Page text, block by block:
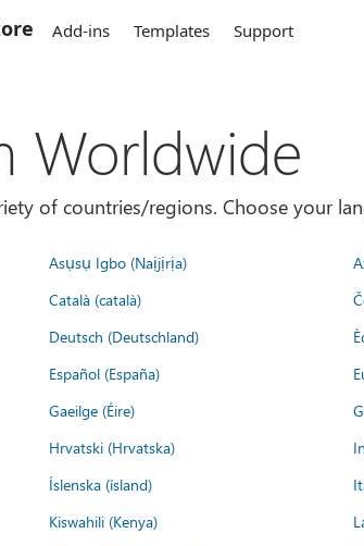
Add-ins Templates Support
Worldwide
of countries/regions. Choose your
Asụsụ Igbo (Naịjịrịa)
Català (català)
Deutsch (Deutschland)
Español (España)
Gaeilge (Éire)
Hrvatski (Hrvatska)
Íslenska (ísland)
Kiswahili (Kenya)